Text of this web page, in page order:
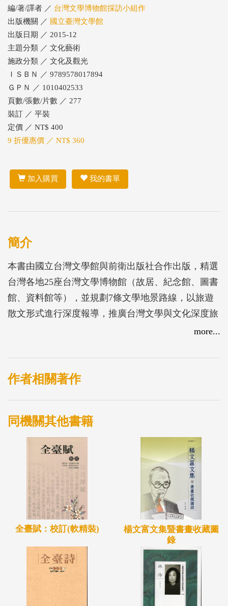
編/著/譯者 ／ 台灣文學博物館採訪小組作
出版機關 ／ 國立臺灣文學館
出版日期 ／ 2015-12
主題分類 ／ 文化藝術
施政分類 ／ 文化及觀光
ＩＳＢＮ ／ 9789578017894
ＧＰＮ ／ 1010402533
頁數/張數/片數 ／ 277
裝訂 ／ 平裝
定價 ／ NT$ 400
9 折優惠價 ／ NT$ 360
加入購買 我的書單
簡介
本書由國立台灣文學館與前衛出版社合作出版，精選
台灣各地25座台灣文學博物館（故居、紀念館、圖書
館、資料館等），並規劃7條文學地景路線，以旅遊
散文形式進行深度報導，推廣台灣文學與文化深度旅
more...
作者相關著作
同機關其他書籍
全臺賦：校訂(軟精裝)
楊文富文集暨書畫收藏圖
錄